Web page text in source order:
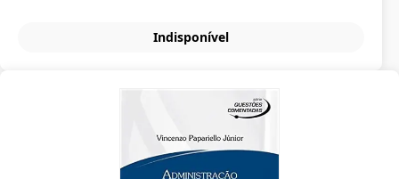
Indisponível